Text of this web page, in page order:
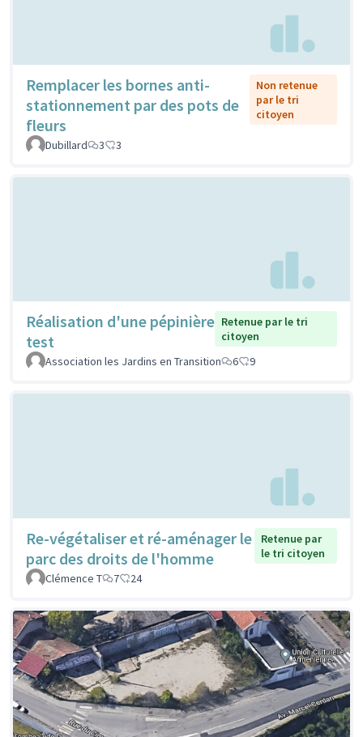
Remplacer les bornes anti-
stationnement par des pots de
fleurs
Non retenue
par le tri
citoyen
Dubillard 3 3
Réalisation d'une pépinière
test
Retenue par le tri
citoyen
Association les Jardins en Transition
6 9
Re-végétaliser et ré-aménager le
parc des droits de l'homme
Retenue par
le tri citoyen
Clémence T
7 24